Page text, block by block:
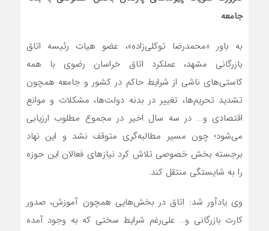
جامعه
به باور «محمدرضا توکلی‌زاده»، عضو هیات رئیسه اتاق
بازرگانی مشهد، عملکرد اتاق خراسان رضوی با همه
کاستی‌های ناشی از شرایط حاکم در کشور و جامعه همچون
تشدید تحریم‌ها، تغییر در بدنه دولت‌ها، مشکلات و موانع
اقتصادی و… در سه سال اخیر در مجموع مطلوب ارزیابی
می‌شود؛ چون مسیر مطالبه‌گری متوقف نشد و این نهاد
برجسته بخش خصوصی تلاش کرد نیازهای فعالان این حوزه
را به شایستگی منتقل کند.
وی یادآور شد: اتاق در بخش‌هایی همچون آموزش، صدور
کارت بازرگانی و… علی‌رغم شرایط سختی که به وجود آمده